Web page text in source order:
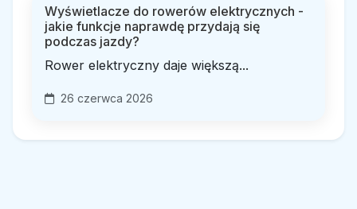
Wyświetlacze do rowerów elektrycznych -
jakie funkcje naprawdę przydają się
podczas jazdy?
Rower elektryczny daje większą...
26 czerwca 2026